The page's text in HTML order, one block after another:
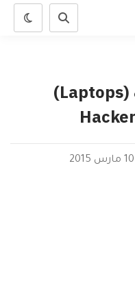
اقوى 5 حواسيب محمولة (Laptops)